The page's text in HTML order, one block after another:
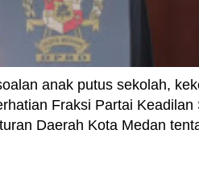
anak putus sekolah,
Fraksi Partai Keadilan
Daerah Kota Medan